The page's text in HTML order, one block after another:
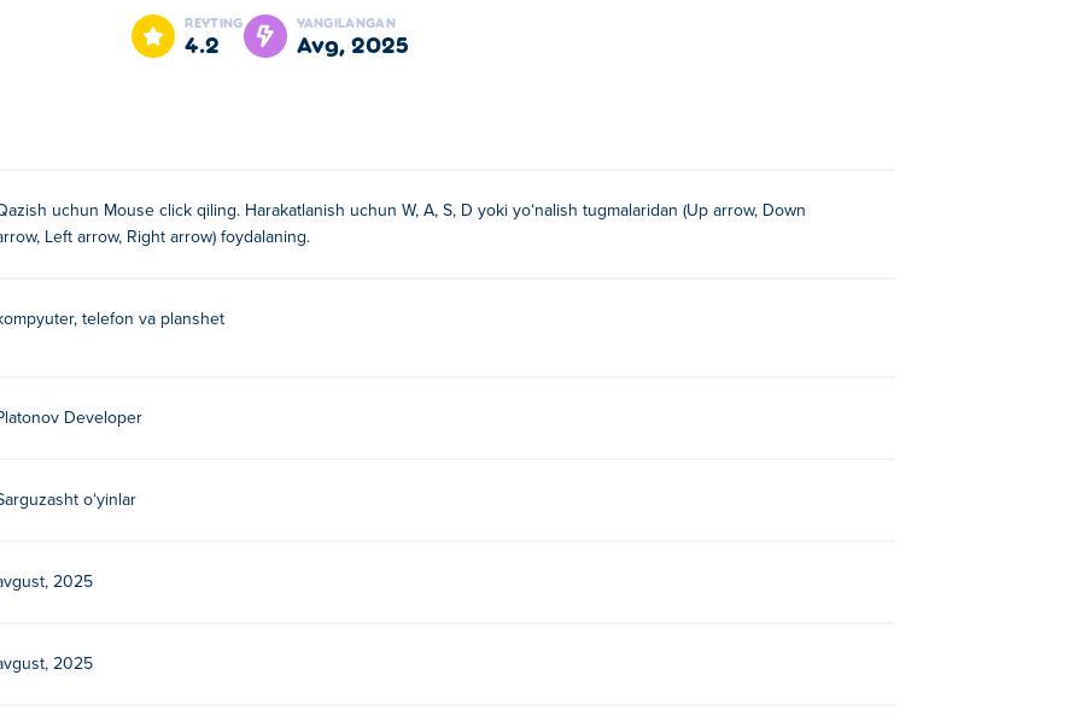
shaxta generatoringizni pompalang va yashirin qochish yo'llarini oching. Qanchalik tez qochib
mumkin?
ish stolida o'ynay olamanmi?
REYTING
4.2
YANGILANGAN
avg, 2025
uchun Mouse click qiling. Harakatlanish uchun W, A, S, D yoki yoʻnalish tugmalaridan (Up arrow, Down
Left arrow, Right arrow) foydalaning.
telefon va planshet
Developer
oʻyinlar
2025
2025